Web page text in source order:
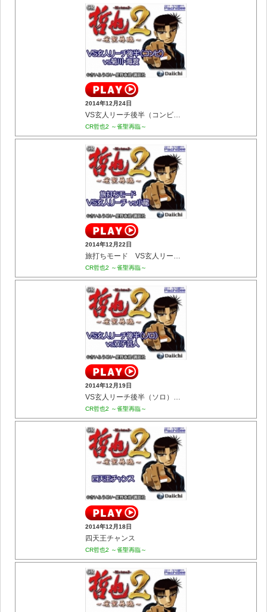
2014年12月24日
VS玄人リーチ後半（コンビ） vs菊川･海渡
CR哲也2 ～雀聖再臨～
2014年12月22日
旅打ちモード VS玄人リーチ vs小龍
CR哲也2 ～雀聖再臨～
2014年12月19日
VS玄人リーチ後半（ソロ） vs双子芸人
CR哲也2 ～雀聖再臨～
2014年12月18日
四天王チャンス
CR哲也2 ～雀聖再臨～